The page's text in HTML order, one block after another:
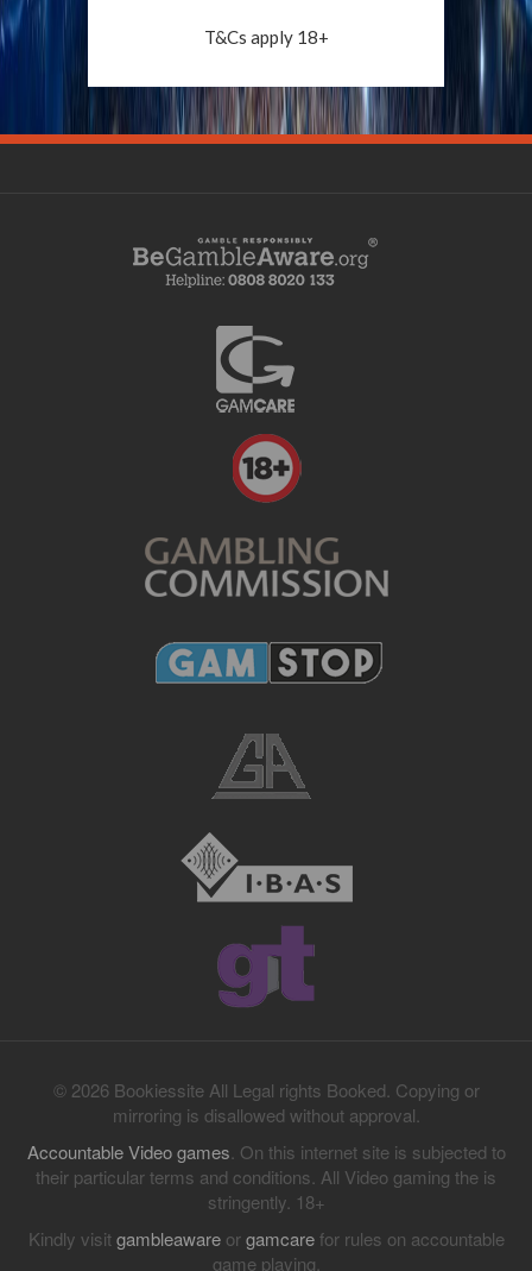
T&Cs apply 18+
© 2026 Bookiessite All Legal rights Booked. Copying or
mirroring is disallowed without approval.
Accountable Video games . On this internet site is subjected to
their particular terms and conditions. All Video gaming the is
stringently. 18+
Kindly visitgambleawareorgamcarefor rules on accountable
game playing.